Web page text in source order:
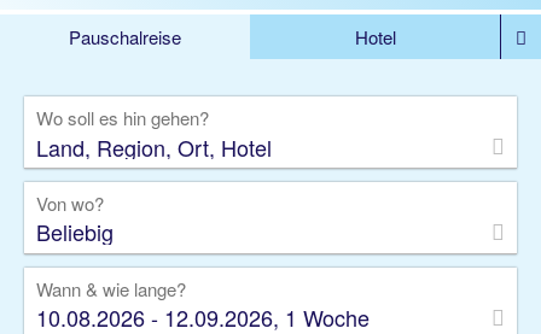
Pauschalreise
Hotel
Rundreise
Kreuzfahrt
Gruppenreise
Camper Privattransfer
Wo soll es hin gehen?
Von wo?
Beliebig
Wann & wie lange?
10.08.2026 - 12.09.2026, 1 Woche